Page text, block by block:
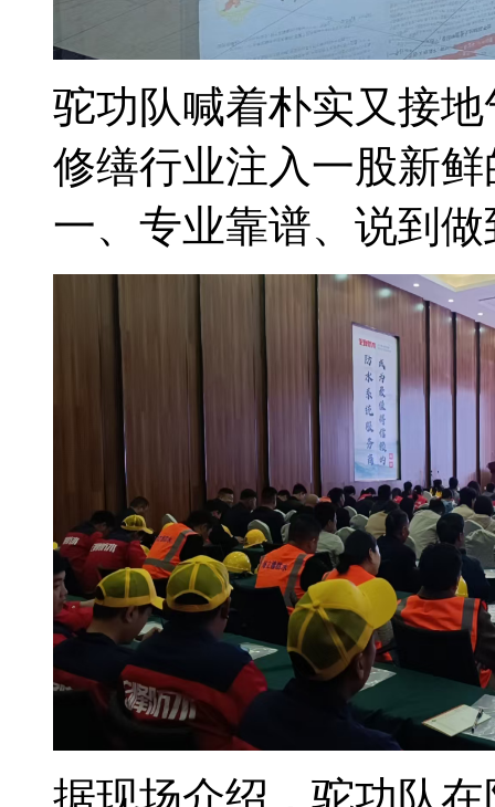
驼功队喊着朴实又接
修缮行业注入一股新
一、专业靠谱、说到做